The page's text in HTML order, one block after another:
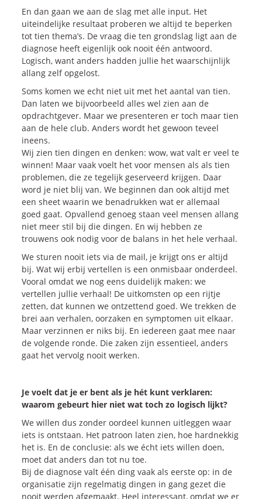
En dan gaan we aan de slag met alle input. Het
uiteindelijke resultaat proberen we altijd te beperken
tot tien thema’s. De vraag die ten grondslag ligt aan de
diagnose heeft eigenlijk ook nooit één antwoord.
Logisch, want anders hadden jullie het waarschijnlijk
allang zelf opgelost.
Soms komen we echt niet uit met het aantal van tien.
Dan laten we bijvoorbeeld alles wel zien aan de
opdrachtgever. Maar we presenteren er toch maar tien
aan de hele club. Anders wordt het gewoon teveel
ineens.
Wij zien tien dingen en denken: wow, wat valt er veel te
winnen! Maar vaak voelt het voor mensen als als tien
problemen, die ze tegelijk geserveerd krijgen. Daar
word je niet blij van. We beginnen dan ook altijd met
een sheet waarin we benadrukken wat er allemaal
goed gaat. Opvallend genoeg staan veel mensen allang
niet meer stil bij die dingen. En wij hebben ze
trouwens ook nodig voor de balans in het hele verhaal.
We sturen nooit iets via de mail, je krijgt ons er altijd
bij. Wat wij erbij vertellen is een onmisbaar onderdeel.
Vooral omdat we nog eens duidelijk maken: we
vertellen jullie verhaal! De uitkomsten op een rijtje
zetten, dat kunnen we ontzettend goed. We trekken de
brei aan verhalen, oorzaken en symptomen uit elkaar.
Maar verzinnen er niks bij. En iedereen gaat mee naar
de volgende ronde. Die zaken zijn essentieel, anders
gaat het vervolg nooit werken.
Je voelt dat je er bent als je hét kunt verklaren:
waarom gebeurt hier niet wat toch zo logisch lijkt?
We willen dus zonder oordeel kunnen uitleggen waar
iets is ontstaan. Het patroon laten zien, hoe hardnekkig
het is. En de conclusie: als we écht iets willen doen,
moet dat anders dan tot nu toe.
Bij de diagnose valt één ding vaak als eerste op: in de
organisatie zijn regelmatig dingen in gang gezet die
nooit werden afgemaakt. Heel interessant, omdat we er